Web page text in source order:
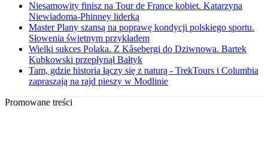
Niesamowity finisz na Tour de France kobiet. Katarzyna
Niewiadoma-Phinney liderką
Master Plany szansą na poprawę kondycji polskiego sportu.
Słowenia świetnym przykładem
Wielki sukces Polaka. Z Kåsebergi do Dziwnowa. Bartek
Kubkowski przepłynął Bałtyk
Tam, gdzie historia łączy się z naturą - TrekTours i Columbia
zapraszają na rajd pieszy w Modlinie
Promowane treści